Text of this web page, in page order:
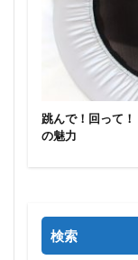
跳んで！回って
の魅力
検索